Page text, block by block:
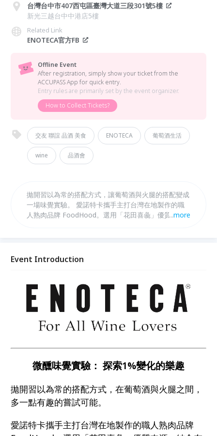
台灣台中市407西屯區臺灣大道三段301號5樓
新光三越台中中港店5樓
Related Link
ENOTECA官方FB
Offline Event
After registration, simply show your ticket from the
ACCUPASS App for quick entry.
Entry rules are primarily set by the event organizer.
How to Collect Tickets?
交友 聯誼 品酒 美食 ENOTECA 葡萄酒生活
wine 品酒會
拋開習以為常的搭配方式，讓葡萄酒與火腿的搭配變成
一場味覺實驗。 愛諾特卡攜手主打台灣在地製作的職
人熟肉品牌 FoodHood。選用「花田喜彘」優質肉
脂香之間，試探出屬於自己的搭配答案。
...more
Event Introduction
微醺味覺實驗： 探索1%變化的樂趣
拋開習以為常的搭配方式，在葡萄酒與火腿之間，
多一點有趣的嘗試可能。
愛諾特卡攜手主打台灣在地製作的職人熟肉品牌